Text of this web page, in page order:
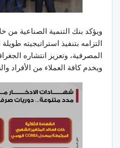
ويؤكد بنك التنمية الصناعية من
التزامه بتنفيذ استراتيجيته
المصرفية، وتعزيز انتشاره
ويخدم كافة العملاء من الأفراد